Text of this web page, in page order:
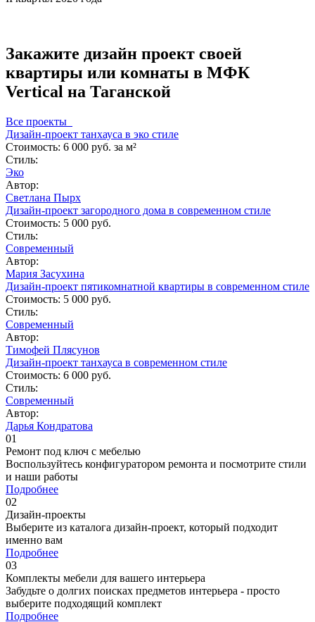
Закажите дизайн проект своей
квартиры или комнаты в МФК
Vertical на Таганской
Все проекты
Дизайн-проект танхауса в эко стиле
Стоимость: 6 000 руб. за м²
Стиль:
Эко
Автор:
Светлана Пырх
Дизайн-проект загородного дома в современном стиле
Стоимость: 5 000 руб.
Стиль:
Современный
Автор:
Мария Засухина
Дизайн-проект пятикомнатной квартиры в современном стиле
Стоимость: 5 000 руб.
Стиль:
Современный
Автор:
Тимофей Плясунов
Дизайн-проект танхауса в современном стиле
Стоимость: 6 000 руб.
Стиль:
Современный
Автор:
Дарья Кондратова
01
Ремонт под ключ c мебелью
Воспользуйтесь конфигуратором ремонта и посмотрите стили
и наши работы
Подробнее
02
Дизайн-проекты
Выберите из каталога дизайн-проект, который подходит
именно вам
Подробнее
03
Комплекты мебели для вашего интерьера
Забудьте о долгих поисках предметов интерьера - просто
выберите подходящий комплект
Подробнее